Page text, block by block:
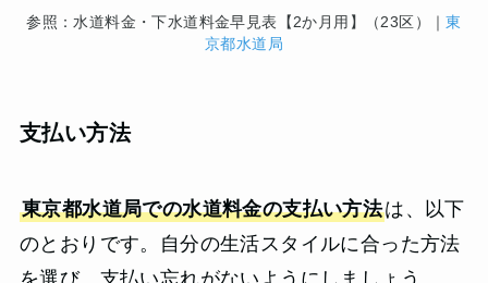
参照：水道料金・下水道料金早見表【2か月用】（23区）｜東
京都水道局
支払い方法
東京都水道局での水道料金の支払い方法は、以下
のとおりです。自分の生活スタイルに合った方法
を選び、支払い忘れがないようにしましょう。